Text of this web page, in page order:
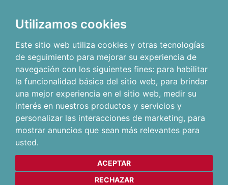
Utilizamos cookies
Este sitio web utiliza cookies y otras tecnologías
de seguimiento para mejorar su experiencia de
navegación con los siguientes fines: para habilitar
la funcionalidad básica del sitio web, para brindar
una mejor experiencia en el sitio web, medir su
interés en nuestros productos y servicios y
personalizar las interacciones de marketing, para
mostrar anuncios que sean más relevantes para
usted.
ACEPTAR
RECHAZAR